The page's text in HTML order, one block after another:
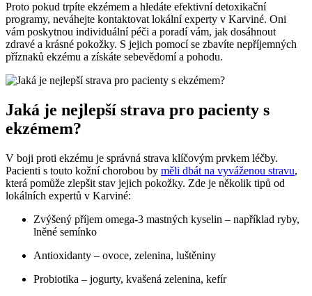
Proto pokud trpíte ekzémem a hledáte efektivní detoxikační
programy, neváhejte kontaktovat lokální experty v Karviné. Oni
vám poskytnou individuální péči a poradí vám, jak dosáhnout
zdravé a krásné pokožky. S jejich pomocí se zbavíte nepříjemných
příznaků ekzému a získáte sebevědomí a pohodu.
Jaká je nejlepší strava pro pacienty s
ekzémem?
V boji proti ekzému je správná strava klíčovým prvkem léčby.
Pacienti s touto kožní chorobou by měli dbát na vyváženou stravu,
která pomůže zlepšit stav jejich pokožky. Zde je několik tipů od
lokálních expertů v Karviné:
Zvýšený příjem omega-3 mastných kyselin – například ryby,
lněné semínko
Antioxidanty – ovoce, zelenina, luštěniny
Probiotika – jogurty, kvašená zelenina, kefír